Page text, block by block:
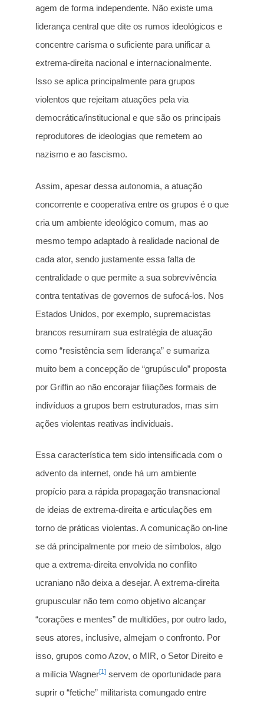
agem de forma independente. Não existe uma
liderança central que dite os rumos ideológicos e
concentre carisma o suficiente para unificar a
extrema-direita nacional e internacionalmente.
Isso se aplica principalmente para grupos
violentos que rejeitam atuações pela via
democrática/institucional e que são os principais
reprodutores de ideologias que remetem ao
nazismo e ao fascismo.
Assim, apesar dessa autonomia, a atuação
concorrente e cooperativa entre os grupos é o que
cria um ambiente ideológico comum, mas ao
mesmo tempo adaptado à realidade nacional de
cada ator, sendo justamente essa falta de
centralidade o que permite a sua sobrevivência
contra tentativas de governos de sufocá-los. Nos
Estados Unidos, por exemplo, supremacistas
brancos resumiram sua estratégia de atuação
como “resistência sem liderança” e sumariza
muito bem a concepção de “grupúsculo” proposta
por Griffin ao não encorajar filiações formais de
indivíduos a grupos bem estruturados, mas sim
ações violentas reativas individuais.
Essa característica tem sido intensificada com o
advento da internet, onde há um ambiente
propício para a rápida propagação transnacional
de ideias de extrema-direita e articulações em
torno de práticas violentas. A comunicação on-line
se dá principalmente por meio de símbolos, algo
que a extrema-direita envolvida no conflito
ucraniano não deixa a desejar. A extrema-direita
grupuscular não tem como objetivo alcançar
“corações e mentes” de multidões, por outro lado,
seus atores, inclusive, almejam o confronto. Por
isso, grupos como Azov, o MIR, o Setor Direito e
a milícia Wagner[1] servem de oportunidade para
suprir o “fetiche” militarista comungado entre